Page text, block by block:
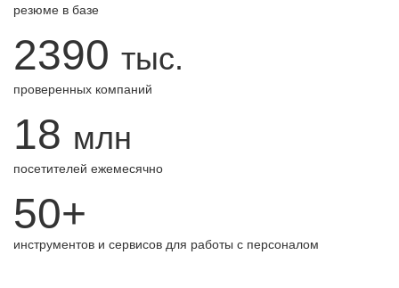
резюме в базе
2390 тыс.
проверенных компаний
18 млн
посетителей ежемесячно
50+
инструментов и сервисов для работы с персоналом